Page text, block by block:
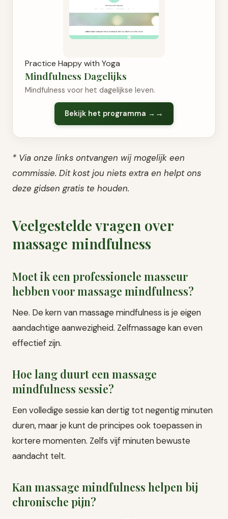
Practice Happy with Yoga
Mindfulness Dagelijks
Mindfulness voor het dagelijkse leven.
Bekijk het programma →
* Via onze links ontvangen wij mogelijk een
commissie. Dit kost jou niets extra en helpt ons
deze gidsen gratis te houden.
Veelgestelde vragen over
massage mindfulness
Moet ik een professionele masseur
hebben voor massage mindfulness?
Nee. De kern van massage mindfulness is je eigen
aandachtige aanwezigheid. Zelfmassage kan even
effectief zijn.
Hoe lang duurt een massage
mindfulness sessie?
Een volledige sessie kan dertig tot negentig minuten
duren, maar je kunt de principes ook toepassen in
kortere momenten. Zelfs vijf minuten bewuste
aandacht telt.
Kan massage mindfulness helpen bij
chronische pijn?